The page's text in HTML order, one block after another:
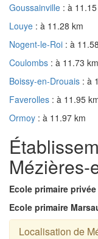
Goussainville : à
Louye : à 11.28 km
Nogent-le-Roi : à
Coulombs : à 11.73 km
Boissy-en-Drouais : à
Faverolles : à 11.95
Ormoy : à 11.97 km
Mézières-
Ecole primaire
Ecole primaire
Localisation de